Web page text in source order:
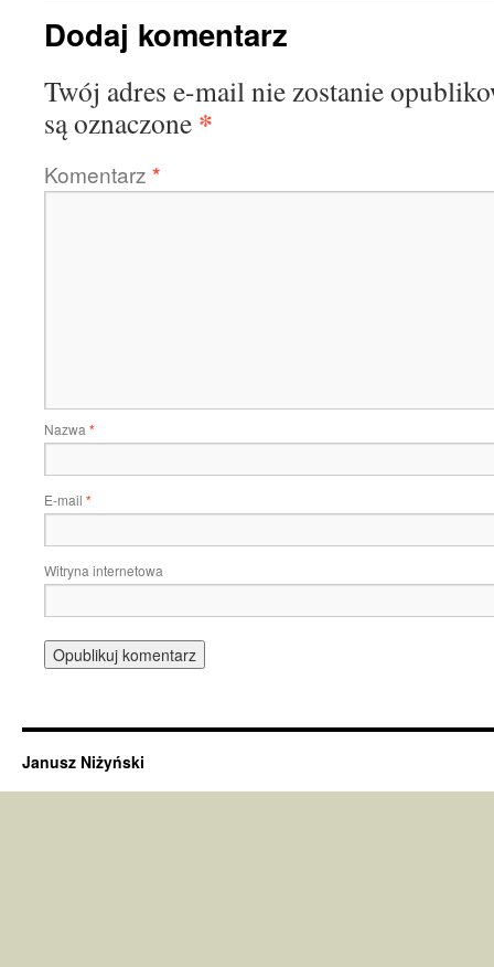
Dodaj komentarz
Twój adres e-mail nie zostanie
są oznaczone *
Komentarz *
Nazwa *
E-mail *
Witryna internetowa
Janusz Niżyński